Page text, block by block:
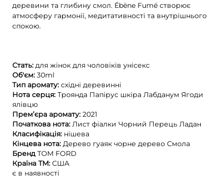
деревини та глибину смол. Ébène Fumé створює
атмосферу гармонії, медитативності та внутрішнього
спокою.
Стать: для жінок для чоловіків унісекс
Об'єм: 30ml
Тип аромату: східні деревинні
Нота серця: Троянда Папірус шкіра Лабданум Ягоди
ялівцю
Прем’єра аромату: 2021
Початкова нота: Лист фіалки Чорний Перець Ладан
Класифікація: нішева
Кінцева нота: Дерево гуаяк чорне дерево Смола
БрендTOM FORD
Країна ТМ: США
є в наявності